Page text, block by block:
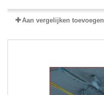
Aan vergelijken toevoegen